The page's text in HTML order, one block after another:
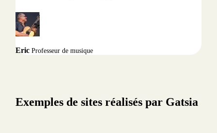
Eric Professeur de musique
Exemples de sites réalisés par Gatsia